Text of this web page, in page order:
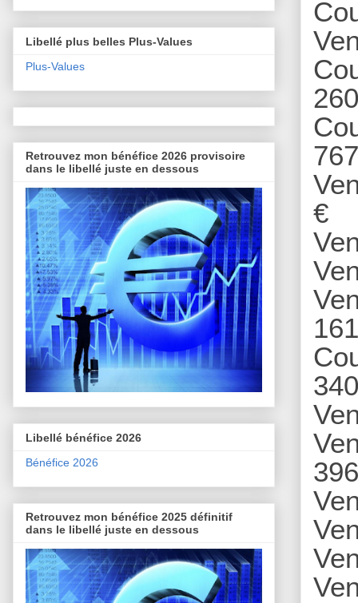
€
Libellé plus belles Plus-Values
Plus-Values
Retrouvez mon bénéfice 2026 provisoire
dans le libellé juste en dessous
Libellé bénéfice 2026
Bénéfice 2026
Retrouvez mon bénéfice 2025 définitif
dans le libellé juste en dessous